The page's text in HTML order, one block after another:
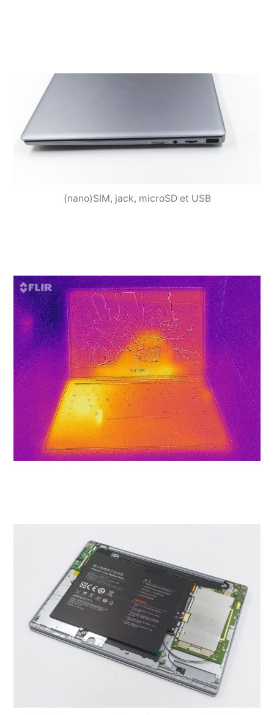
(nano)SIM, jack, microSD et USB